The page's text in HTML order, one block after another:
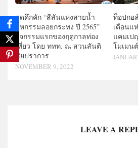
สุดคึกคัก “สีสันแห่งสายน้ำ
มหกรรมลอยกระทง ปี 2565”
กิจกรรมแรกของฤดูกาลท่อง
เที่ยว โดย ททท. ณ สวนสันติ
ชัยปราการ
NOVEMBER 9, 2022
ท็อปกอ
เดือนแ
แคมเป
โมเมน
LEAVE A